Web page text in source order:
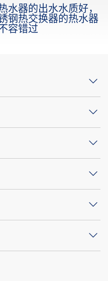
水器的出水水质好，
钢热交换器的热水器
容错过